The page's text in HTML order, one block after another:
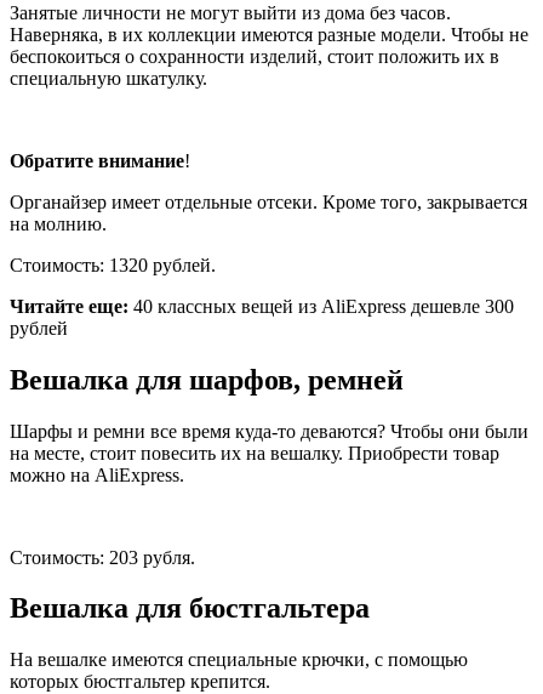
Занятые личности не могут выйти из дома без часов.
Наверняка, в их коллекции имеются разные модели. Чтобы не
беспокоиться о сохранности изделий, стоит положить их в
специальную шкатулку.
Обратите внимание!
Органайзер имеет отдельные отсеки. Кроме того, закрывается
на молнию.
Стоимость: 1320 рублей.
Читайте еще: 40 классных вещей из AliExpress дешевле 300
рублей
Вешалка для шарфов, ремней
Шарфы и ремни все время куда-то деваются? Чтобы они были
на месте, стоит повесить их на вешалку. Приобрести товар
можно на AliExpress.
Стоимость: 203 рубля.
Вешалка для бюстгальтера
На вешалке имеются специальные крючки, с помощью
которых бюстгальтер крепится.